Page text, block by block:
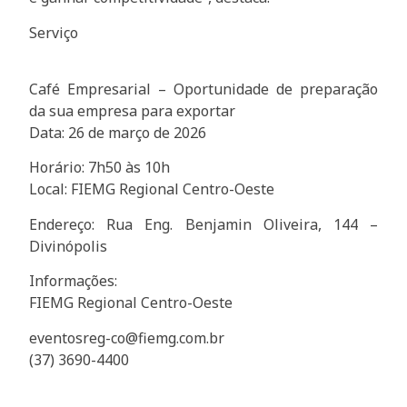
Serviço
Café Empresarial – Oportunidade de preparação
da sua empresa para exportar
Data: 26 de março de 2026
Horário: 7h50 às 10h
Local: FIEMG Regional Centro-Oeste
Endereço: Rua Eng. Benjamin Oliveira, 144 –
Divinópolis
Informações:
FIEMG Regional Centro-Oeste
eventosreg-co@fiemg.com.br
(37) 3690-4400